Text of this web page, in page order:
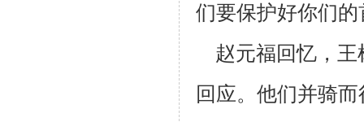
们要保护好你们的
赵元福回忆，王
回应。他们并骑